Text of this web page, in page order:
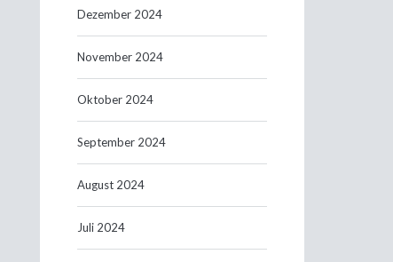
Dezember 2024
November 2024
Oktober 2024
September 2024
August 2024
Juli 2024